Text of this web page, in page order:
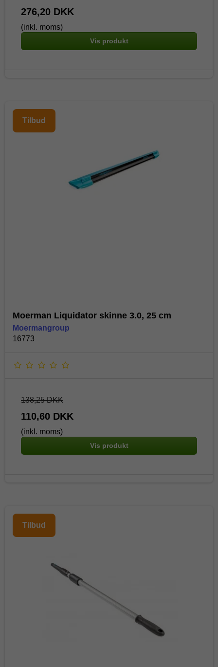
276,20 DKK
(inkl. moms)
Vis produkt
Tilbud
Moerman Liquidator skinne 3.0, 25 cm
Moermangroup
16773
138,25 DKK
110,60 DKK
(inkl. moms)
Vis produkt
Tilbud